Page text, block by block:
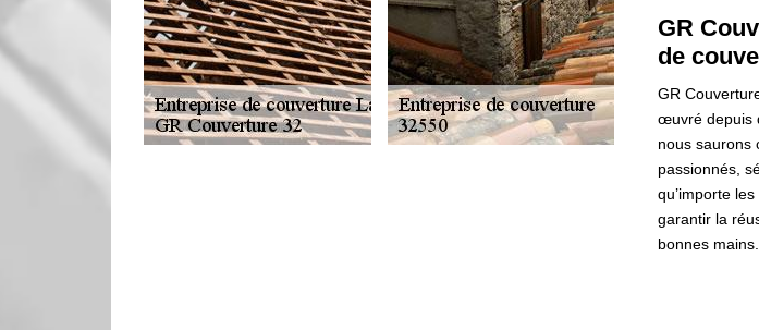
GR
de
GR
œuvré depuis
nous saurons
passionnés,
qu’importe
garantir la
bonnes mains.